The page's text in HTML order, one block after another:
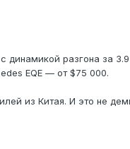
динамикой разгона за
EQE — от $75 000.
из Китая. И это не